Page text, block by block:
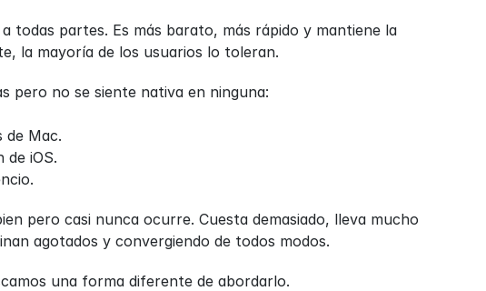
todas partes. Es más barato, más rápido y mantiene la
la mayoría de los usuarios lo toleran.
pero no se siente nativa en ninguna:
de Mac.
de iOS.
pero casi nunca ocurre. Cuesta demasiado, lleva mucho
agotados y convergiendo de todos modos.
una forma diferente de abordarlo.